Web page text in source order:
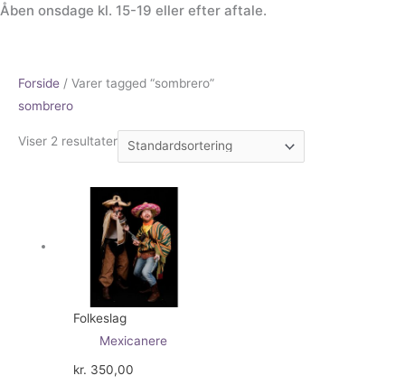
Åben onsdage kl. 15-19 eller efter aftale.
Forside / Varer tagged “sombrero”
sombrero
Viser 2 resultater
Folkeslag
Mexicanere
kr. 350,00